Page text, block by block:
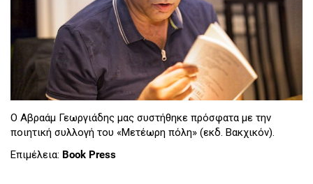
Ο Αβραάμ Γεωργιάδης μας συστήθηκε πρόσφατα με την
ποιητική συλλογή του «Μετέωρη πόλη» (εκδ. Βακχικόν).
Επιμέλεια: Book Press